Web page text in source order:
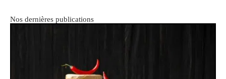
Nos dernières publications